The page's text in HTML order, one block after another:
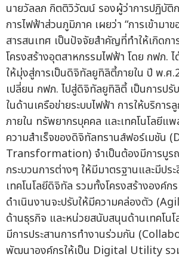
นายวัลลภ กิตติวิวัฒน์ รองผู้ว่าการปฏิบัติ
การไฟฟ้าส่วนภูมิภาค เผยว่า “การเข้ามาข
สารสนเทศ เป็นปัจจัยสำคัญที่ทำให้เกิดก
โครงสร้างอุตสาหกรรมไฟฟ้า โดย กฟภ.
ให้มุ่งสู่การเป็นดิจิทัลยูทิลิตี้ภายใน ปี พ.ศ
เปลี่ยน กฟภ. ไปสู่ดิจิทัลยูทิลิตี้ เป็นการป
ในด้านเครือข่ายระบบไฟฟ้า การให้บริการ
ภายใน ทรัพยากรบุคคล และเทคโนโลยี
ความสำเร็จของดิจิทัลทรานส์ฟอร์เมชัน
Transformation) จำเป็นต้องมีการบูร
กระบวนการต่างๆ ให้มีมาตรฐานและมีปร
เทคโนโลยีดิจิทัล รวมทั้งโครงสร้างองค์ก
ดำเนินงานจะปรับให้มีความคล่องตัว
ด้านธุรกิจ และหน่วยสนับสนุนด้านเทคโน
มีการประสานการทำงานร่วมกัน
พัฒนาองค์กรให้เป็น Digital Utility รว